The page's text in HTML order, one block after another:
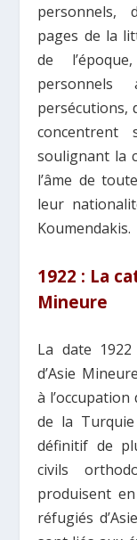
personnels,
pages de la
de
persécutions,
soulignant la
l’âme de
leur
Koumendakis.
1922 : La
Mineure
La date
d’Asie
à l’occupation
de la
définitif de
civils
produisent
réfugiés